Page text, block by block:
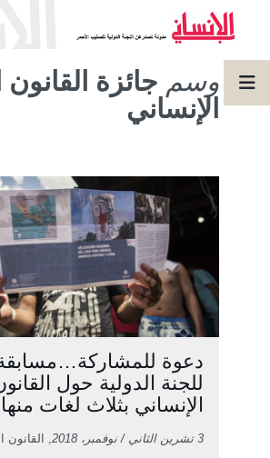
وسم جائزة
الإنساني
دعوة
للجنة الدولية حول
الإنساني بثلاث لغات منها
3 تشرين الثاني / نوفمبر، 2018 , القانون